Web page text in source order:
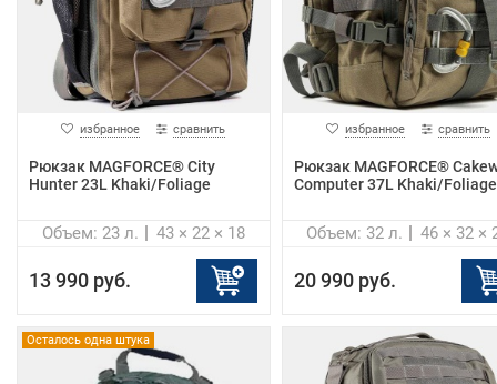
избранное сравнить
Рюкзак MAGFORCE® City
Hunter 23L Khaki/Foliage
43 × 22 × 18
Объем: 23 л.
13 990 руб.
избранное сравнить
Рюкзак MAGFORCE®
Computer 37L Khaki/Foliage
46 × 32 ×
Объем: 32 л.
20 990 руб.
Осталось одна штука